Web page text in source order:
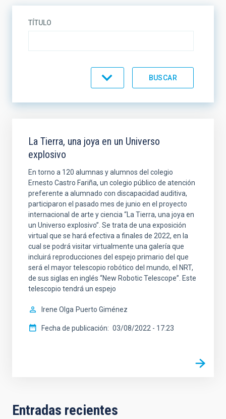
TÍTULO
La Tierra, una joya en un Universo
explosivo
En torno a 120 alumnas y alumnos del colegio
Ernesto Castro Fariña, un colegio público de atención
preferente a alumnado con discapacidad auditiva,
participaron el pasado mes de junio en el proyecto
internacional de arte y ciencia “La Tierra, una joya en
un Universo explosivo”. Se trata de una exposición
virtual que se hará efectiva a finales de 2022, en la
cual se podrá visitar virtualmente una galería que
incluirá reproducciones del espejo primario del que
será el mayor telescopio robótico del mundo, el NRT,
de sus siglas en inglés “New Robotic Telescope”. Este
telescopio tendrá un espejo
Irene Olga Puerto Giménez
Fecha de publicación 03/08/2022 - 17:23
Entradas recientes